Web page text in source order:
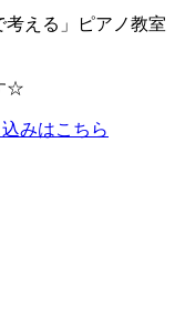
える」ピアノ教室
☆